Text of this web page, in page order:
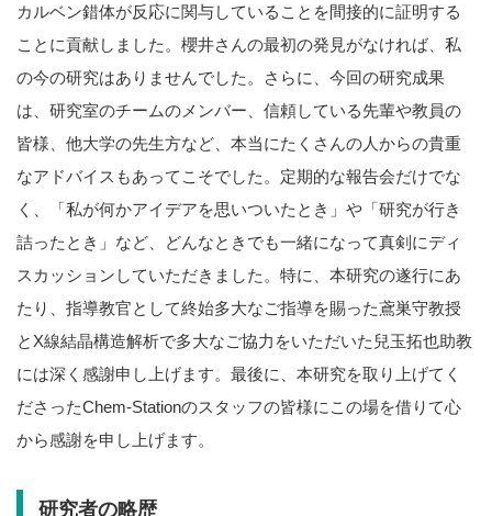
カルベン錯体が反応に関与していることを間接的に証明する
ことに貢献しました。櫻井さんの最初の発見がなければ、私
の今の研究はありませんでした。さらに、今回の研究成果
は、研究室のチームのメンバー、信頼している先輩や教員の
皆様、他大学の先生方など、本当にたくさんの人からの貴重
なアドバイスもあってこそでした。定期的な報告会だけでな
く、「私が何かアイデアを思いついたとき」や「研究が行き
詰ったとき」など、どんなときでも一緒になって真剣にディ
スカッションしていただきました。特に、本研究の遂行にあ
たり、指導教官として終始多大なご指導を賜った鳶巣守教授
とX線結晶構造解析で多大なご協力をいただいた兒玉拓也助教
には深く感謝申し上げます。最後に、本研究を取り上げてく
ださったChem-Stationのスタッフの皆様にこの場を借りて心
から感謝を申し上げます。
研究者の略歴